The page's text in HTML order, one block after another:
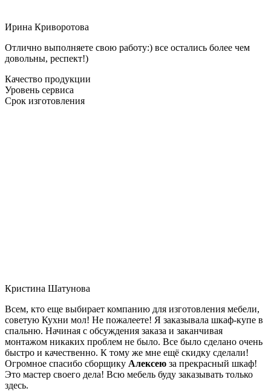
Ирина Криворотова
Отлично выполняете свою работу:) все остались более чем
довольны, респект!)
Качество продукции
Уровень сервиса
Срок изготовления
Кристина Шатунова
Всем, кто еще выбирает компанию для изготовления мебели,
советую Кухни мол! Не пожалеете! Я заказывала шкаф-купе в
спальню. Начиная с обсуждения заказа и заканчивая
монтажом никаких проблем не было. Все было сделано очень
быстро и качественно. К тому же мне ещё скидку сделали!
Огромное спасибо сборщику Алексею за прекрасный шкаф!
Это мастер своего дела! Всю мебель буду заказывать только
здесь.